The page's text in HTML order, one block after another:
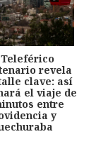
revela
clave: así
el viaje de
entre
y